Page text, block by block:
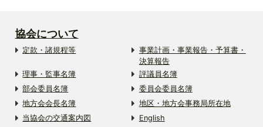
協会について
定款・諸規程等
事業計画・事業報告・予算書・
決算報告
理事・監事名簿
評議員名簿
部会委員名簿
委員会委員名簿
地方会会長名簿
地区・地方会事務局所在地
当協会の交通案内図
English